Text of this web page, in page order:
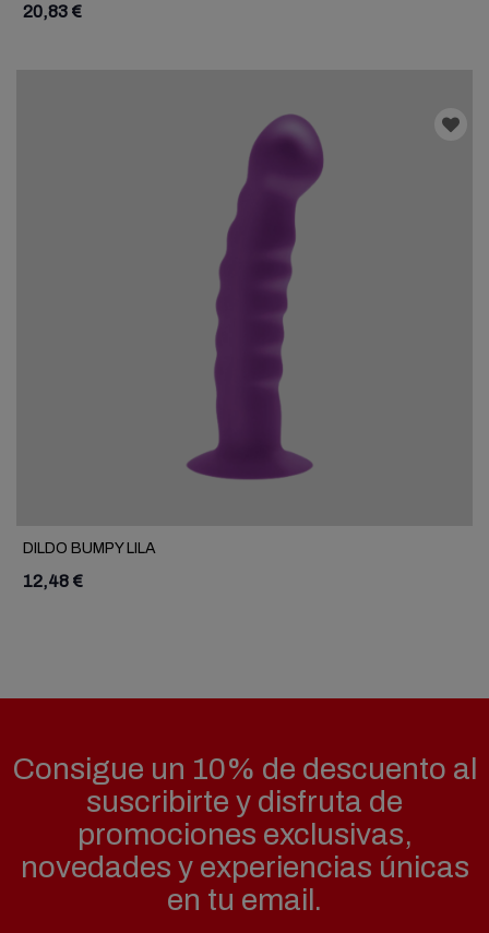
20,83 €
DILDO BUMPY LILA
12,48 €
Consigue un 10% de descuento al
suscribirte y disfruta de
promociones exclusivas,
novedades y experiencias únicas
en tu email.